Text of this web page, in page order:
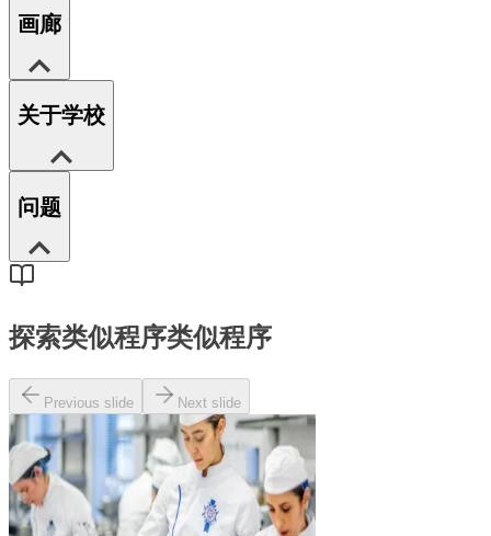
画廊
关于学校
问题
探索类似程序类似程序
Previous slide Next slide